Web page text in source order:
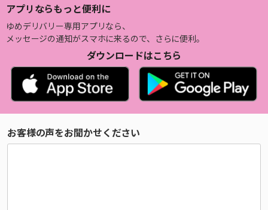
アプリならもっと便利に
ゆめデリバリー専用アプリなら、
メッセージの通知がスマホに来るので、さらに便利。
ダウンロードはこちら
お客様の声をお聞かせください